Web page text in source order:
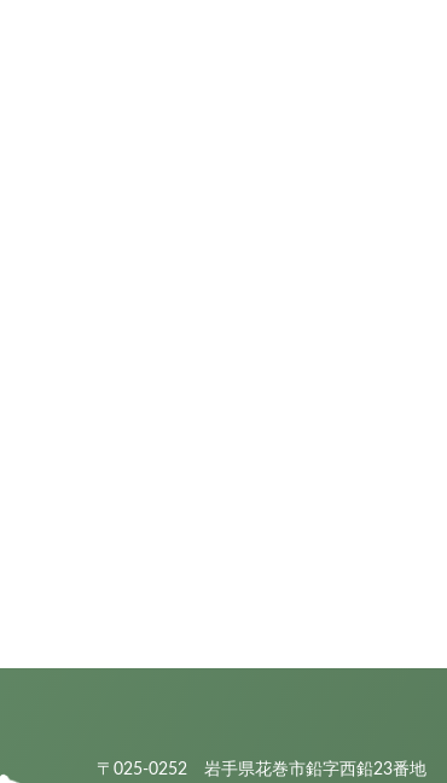
〒025-0252 岩手県花巻市鉛字西鉛23番地